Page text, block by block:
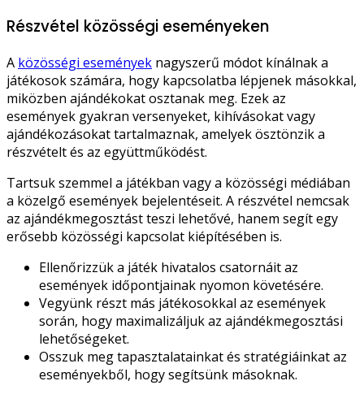
Részvétel közösségi eseményeken
A közösségi események nagyszerű módot kínálnak a
játékosok számára, hogy kapcsolatba lépjenek másokkal,
miközben ajándékokat osztanak meg. Ezek az
események gyakran versenyeket, kihívásokat vagy
ajándékozásokat tartalmaznak, amelyek ösztönzik a
részvételt és az együttműködést.
Tartsuk szemmel a játékban vagy a közösségi médiában
a közelgő események bejelentéseit. A részvétel nemcsak
az ajándékmegosztást teszi lehetővé, hanem segít egy
erősebb közösségi kapcsolat kiépítésében is.
Ellenőrizzük a játék hivatalos csatornáit az
események időpontjainak nyomon követésére.
Vegyünk részt más játékosokkal az események
során, hogy maximalizáljuk az ajándékmegosztási
lehetőségeket.
Osszuk meg tapasztalatainkat és stratégiáinkat az
eseményekből, hogy segítsünk másoknak.